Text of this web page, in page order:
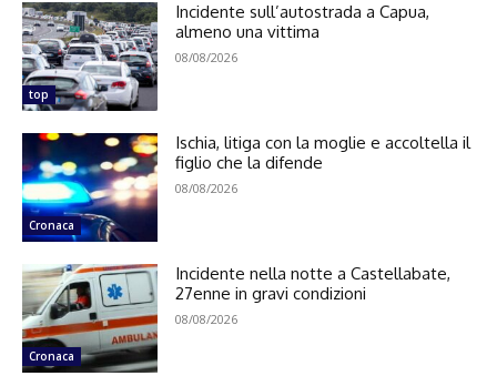
top
Incidente sull’autostrada a Capua,
almeno una vittima
08/08/2026
Cronaca
Ischia, litiga con la moglie e accoltella il
figlio che la difende
08/08/2026
Cronaca
Incidente nella notte a Castellabate,
27enne in gravi condizioni
08/08/2026